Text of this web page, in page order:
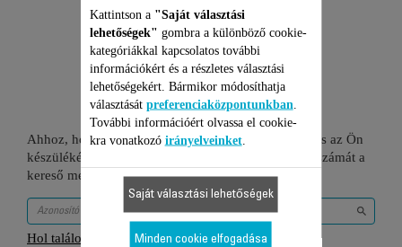
1 Termékekhez
Ahhoz, hogy ellenőrizze, hogy ez a tétel kompatibilis az Ön
készülékével, kérjük gépelje be a termék azonosító számát a
kereső mezőbe vagy ellenőrizze a lenti táblázatot.
Hol találom az azonosító számot?
Kattintson a "Saját választási
lehetőségek" gombra a különböző cookie-
kategóriákkal kapcsolatos további
információkért és a részletes választási
lehetőségekért. Bármikor módosíthatja
választását preferenciaközpontunkban
További információért olvassa el cookie-
kra vonatkozó irányelveinket.
Saját választási lehetőségek
Minden cookie elfogadása